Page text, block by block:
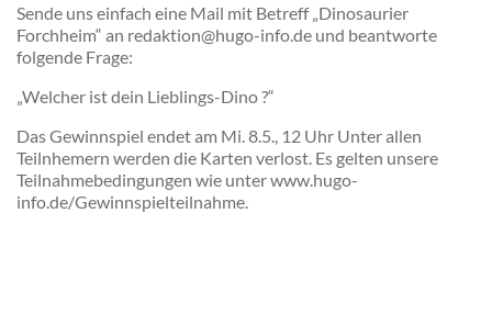
Sende uns einfach eine Mail mit Betreff „Dinosaurier
Forchheim“ an redaktion@hugo-info.de und beantworte
folgende Frage:
„Welcher ist dein Lieblings-Dino ?“
Das Gewinnspiel endet am Mi. 8.5., 12 Uhr Unter allen
Teilnhemern werden die Karten verlost. Es gelten unsere
Teilnahmebedingungen wie unter www.hugo-
info.de/Gewinnspielteilnahme.